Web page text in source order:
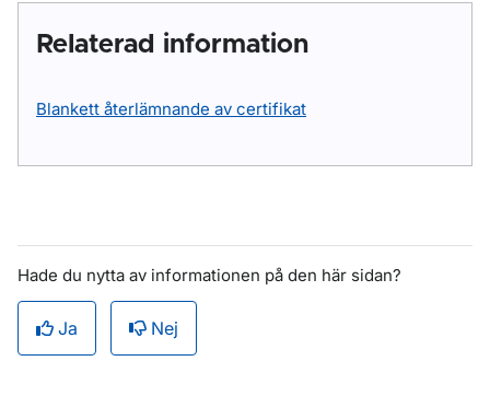
Relaterad information
Blankett återlämnande av certifikat
Hade du nytta av informationen på den här sidan?
Ja Nej